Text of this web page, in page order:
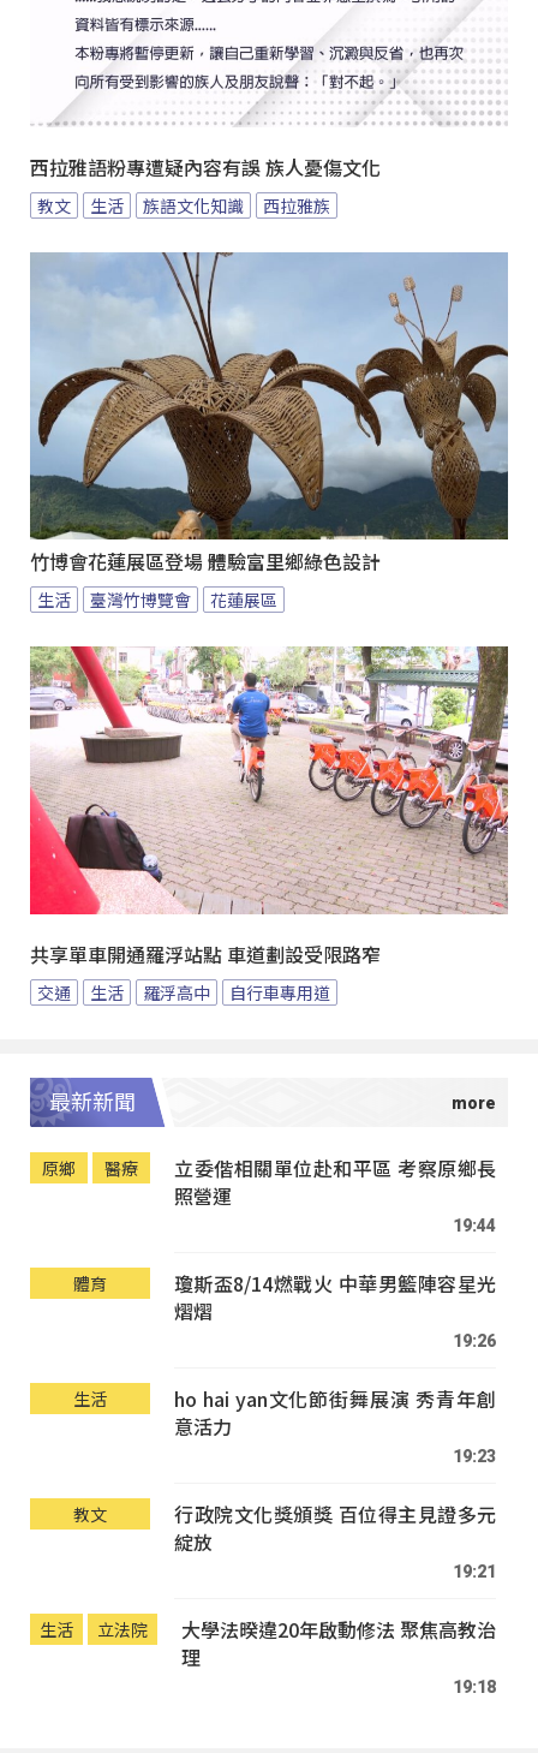
西拉雅語粉專遭疑內容有誤 族人憂傷文化
教文 生活 族語文化知識 西拉雅族
竹博會花蓮展區登場 體驗富里鄉綠色設計
生活 臺灣竹博覽會 花蓮展區
共享單車開通羅浮站點 車道劃設受限路窄
交通 生活 羅浮高中 自行車專用道
最新新聞
原鄉 醫療
立委偕相關單位赴和平區 考察原鄉長
照營運
19:44
體育
瓊斯盃8/14燃戰火 中華男籃陣容星光
熠熠
19:26
生活
ho hai yan文化節街舞展演 秀青年創
意活力
19:23
教文
行政院文化獎頒獎 百位得主見證多元
綻放
19:21
生活 立法院
大學法暌違20年啟動修法 聚焦高教治
理
19:18